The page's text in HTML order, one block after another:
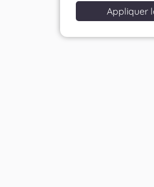
Appliquer